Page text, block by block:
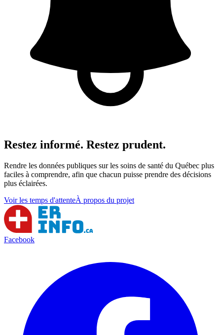
Restez informé. Restez prudent.
Rendre les données publiques sur les soins de santé du Québec plus
faciles à comprendre, afin que chacun puisse prendre des décisions
plus éclairées.
Voir les temps d'attenteÀ propos du projet
Facebook